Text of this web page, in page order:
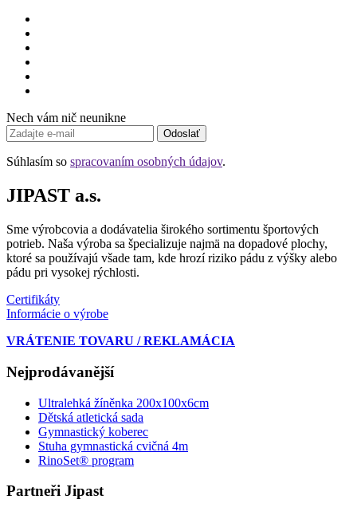
Nech vám nič neunikne
Odoslať
Súhlasím so spracovaním osobných údajov.
JIPAST a.s.
Sme výrobcovia a dodávatelia širokého sortimentu športových
potrieb. Naša výroba sa špecializuje najmä na dopadové plochy,
ktoré sa používajú všade tam, kde hrozí riziko pádu z výšky alebo
pádu pri vysokej rýchlosti.
Certifikáty
Informácie o výrobe
VRÁTENIE TOVARU / REKLAMÁCIA
Nejprodávanější
Ultralehká žíněnka 200x100x6cm
Dětská atletická sada
Gymnastický koberec
Stuha gymnastická cvičná 4m
RinoSet® program
Partneři Jipast